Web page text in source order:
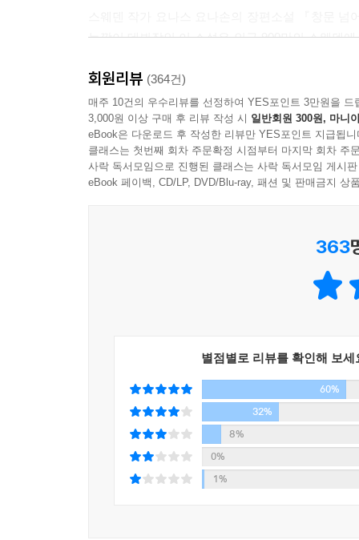
늦깎이 데뷔작인 이 소설은 인구 900만의 스웨덴
『창문 넘어 도망친 100세 노인』은 1905년 스
작품이다. 급변하는 현대사의 주요 장면마다 본
현장 속으로 빨려 들어가게 한다. 계속되는 우연
어느새 이데올로기란 무엇인지, 종교란 무엇인
작품이다.
이 작품은 이제 막 백 세가 된 노인 알란이 백 번
코믹 미스터리 로드 무비와 세계사 다이제스트를
피해 도망 길에 나서게 된다. 그 과정에서 평생
[예쁜 언니] 구닐라 등 잡다한 무리가 그의 노정
형사반장이 급파된다. 백 세 노인 일행과 그들
도망치는 쪽이 여유롭기 그지없는 이 술래잡기는
회원리뷰 (364건)
매주 10건의 우수리뷰를 선정하여 YES포인트 3만원을 드
3,000원 이상 구매 후 리뷰 작성 시 일반회원 300원, 마니
eBook은 다운로드 후 작성한 리뷰만 YES포인트 지급됩니
클래스는 첫번째 회차 주문확정 시점부터 마지막 회차 주
사락 독서모임으로 진행된 클래스는 사락 독서모임 게시
eBook 페이백, CD/LP, DVD/Blu-ray, 패션 및 판매금지 상
363
별점별로 리뷰를 확인해 보세
60%
32%
8%
0%
1%